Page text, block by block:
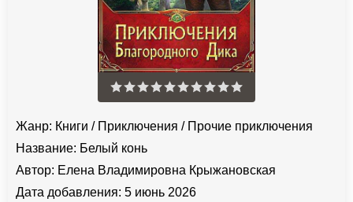
Жанр: Книги / Приключения / Прочие приключения
Название: Белый конь
Автор: Елена Владимировна Крыжановская
Дата добавления: 5 июнь 2026